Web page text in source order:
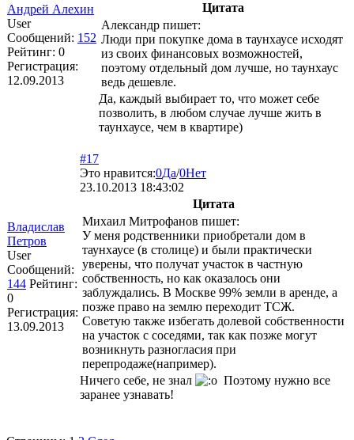
Андрей Алехин
User
Сообщений: 152
Рейтинг: 0
Регистрация:
12.09.2013
Цитата
Александр пишет:
Люди при покупке дома в таунхаусе исходят
из своих финансовых возможностей,
поэтому отдельный дом лучше, но таунхаус
ведь дешевле.
Да, каждый выбирает то, что может себе
позволить, в любом случае лучше жить в
таунхаусе, чем в квартире)
Владислав
Петров
User
Сообщений:
144 Рейтинг:
0
Регистрация:
13.09.2013
#17
Это нравится:0Да/0Нет
23.10.2013 18:43:02
Цитата
Михаил Митрофанов пишет:
У меня родственники приобретали дом в
таунхаусе (в столице) и были практически
уверены, что получат участок в частную
собственность, но как оказалось они
заблуждались. В Москве 99% земли в аренде, а
позже право на землю переходит ТСЖ.
Советую также избегать долевой собственности
на участок с соседями, так как позже могут
возникнуть разногласия при
перепродаже(например).
Ничего себе, не знал
Поэтому нужно все
заранее узнавать!